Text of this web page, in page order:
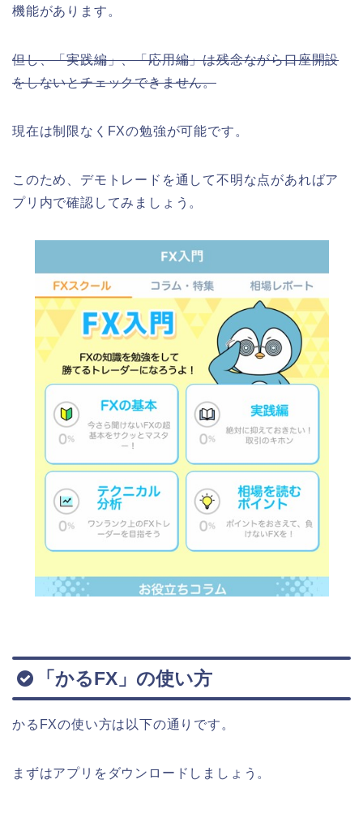
機能があります。
但し、「実践編」、「応用編」は残念ながら口座開設
をしないとチェックできません。
現在は制限なくFXの勉強が可能です。
このため、デモトレードを通して不明な点があればア
プリ内で確認してみましょう。
「かるFX」の使い方
かるFXの使い方は以下の通りです。
まずはアプリをダウンロードしましょう。